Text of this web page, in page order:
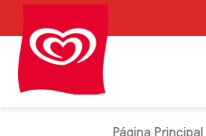
Página Principal